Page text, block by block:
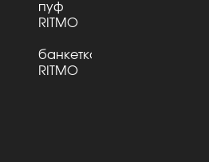
пуф
RITMO
банкетка
RITMO